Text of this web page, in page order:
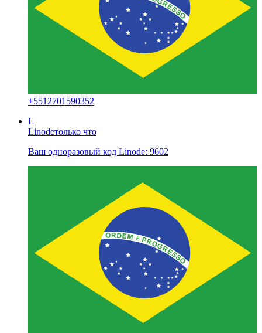
+5512701590352
L
Linodeтолько что
Ваш одноразовый код Linode: 9602